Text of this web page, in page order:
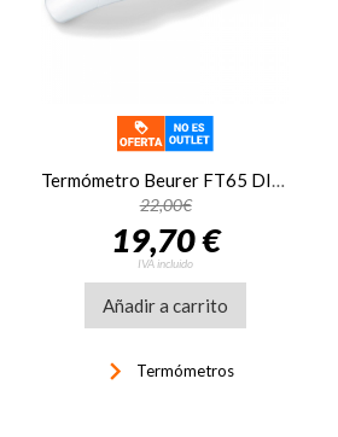
22,00€
19,70 €
IVA incluido
Añadir a carrito
keyboard_arrow_right Termómetros